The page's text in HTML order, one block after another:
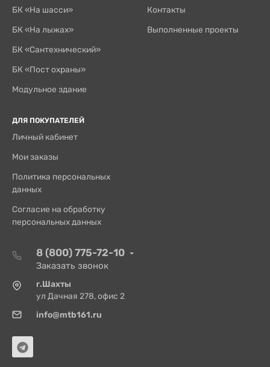
БК «На шасси»
БК «На лыжах»
БК «Сантехнический»
БК «Пост охраны»
Модульное здание
Контакты
Выполненные проекты
ДЛЯ ПОКУПАТЕЛЕЙ
Личный кабинет
Мои заказы
Политика персональных
данных
Согласие на обработку
персональных данных
8 (800) 775-72-10
Заказать звонок
г.Шахты
ул Дачная 278, офис 2
info@mtb161.ru